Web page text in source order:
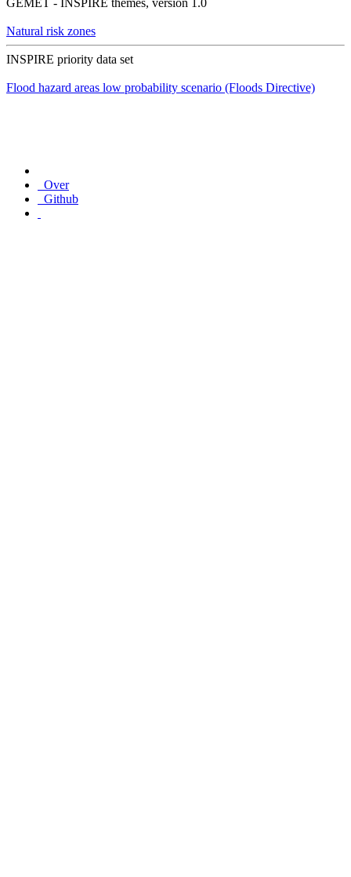
GEMET - INSPIRE themes, version 1.0
Natural risk zones
INSPIRE priority data set
Flood hazard areas low probability scenario (Floods Directive)
Over
Github